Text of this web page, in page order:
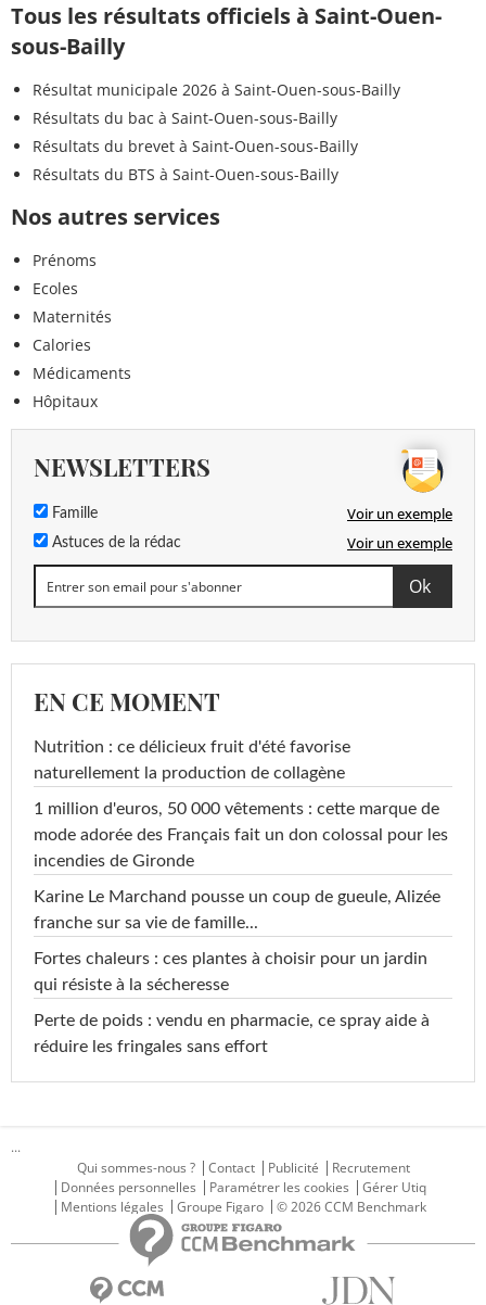
Tous les résultats officiels à Saint-Ouen-
sous-Bailly
Résultat municipale 2026 à Saint-Ouen-sous-Bailly
Résultats du bac à Saint-Ouen-sous-Bailly
Résultats du brevet à Saint-Ouen-sous-Bailly
Résultats du BTS à Saint-Ouen-sous-Bailly
Nos autres services
Prénoms
Ecoles
Maternités
Calories
Médicaments
Hôpitaux
NEWSLETTERS
Famille Voir un exemple
Astuces de la rédac Voir un exemple
EN CE MOMENT
Nutrition : ce délicieux fruit d'été favorise
naturellement la production de collagène
1 million d'euros, 50 000 vêtements : cette marque de
mode adorée des Français fait un don colossal pour les
incendies de Gironde
Karine Le Marchand pousse un coup de gueule, Alizée
franche sur sa vie de famille...
Fortes chaleurs : ces plantes à choisir pour un jardin
qui résiste à la sécheresse
Perte de poids : vendu en pharmacie, ce spray aide à
réduire les fringales sans effort
...
Qui sommes-nous ?
Contact Publicité
Recrutement
Données personnelles
Paramétrer les cookies
Gérer Utiq
Mentions légales
Groupe Figaro © 2026 CCM Benchmark